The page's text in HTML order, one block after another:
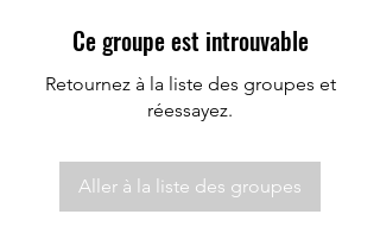
Ce groupe est introuvable
Retournez à la liste des groupes et
réessayez.
Aller à la liste des groupes